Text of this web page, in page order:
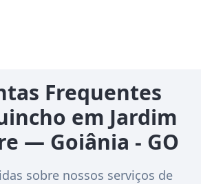
Frequentes
em Jardim
— Goiânia - GO
sobre nossos serviços de